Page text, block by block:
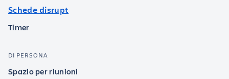
Schede disrupt
Timer
DI PERSONA
Spazio per riunioni